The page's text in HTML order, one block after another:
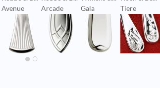
Avenue
Arcade
Gala
Tiere